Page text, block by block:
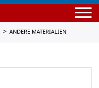
ANDERE MATERIALIEN